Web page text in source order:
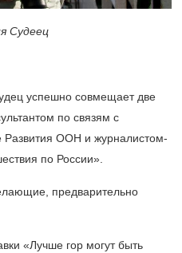
Судеец
успешно совмещает две
по связям с
ООН и журналистом-
по России».
предварительно
«Лучше гор могут быть